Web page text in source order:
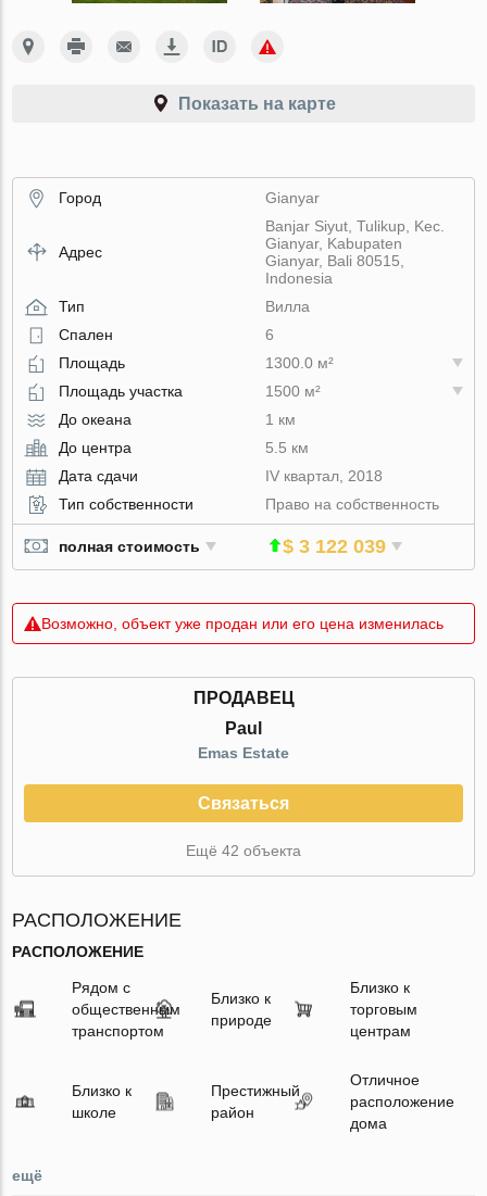
Показать на карте
Город Gianyar
Адрес
Banjar Siyut, Tulikup, Kec.
Gianyar, Kabupaten
Gianyar, Bali 80515,
Indonesia
Тип
Вилла
Спален
6
Площадь
1300.0 м²
Площадь участка
1500 м²
До океана
1 км
До центра
5.5 км
Дата сдачи
IV квартал, 2018
Тип собственности
Право на собственность
полная стоимость $ 3 122 039
Возможно, объект уже продан или его цена изменилась
ПРОДАВЕЦ
Paul
Emas Estate
Связаться
Ещё 42 объекта
РАСПОЛОЖЕНИЕ
РАСПОЛОЖЕНИЕ
Рядом с
общественным
транспортом
Близко к
природе
Близко к
торговым
центрам
Близко к
школе
Престижный
район
Отличное
расположение
дома
ещё